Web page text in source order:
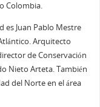
Colombia.
es Juan Pablo Mestre
Arquitecto
de Conservación
Nieto Arteta. También
del Norte en el área